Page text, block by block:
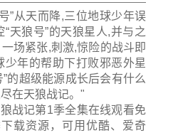
从天而降,三位地球少年误
天狼号”的天狼星人,并与之
场紧张,刺激,惊险的战斗即
年的帮助下打败邪恶外星
的超级能源成长后会有什么
在天狼战记。"
战记第1季全集在线观看免
载资源，可用优酷、爱奇